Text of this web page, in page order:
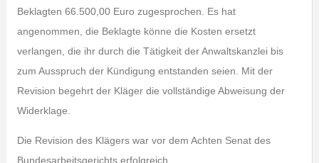
Beklagten 66.500,00 Euro zugesprochen. Es hat
angenommen, die Beklagte könne die Kosten ersetzt
verlangen, die ihr durch die Tätigkeit der Anwaltskanzlei bis
zum Ausspruch der Kündigung entstanden seien. Mit der
Revision begehrt der Kläger die vollständige Abweisung der
Widerklage.
Die Revision des Klägers war vor dem Achten Senat des
Bundesarbeitsgerichts erfolgreich.